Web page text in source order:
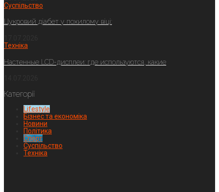
Суспільство
Цукровий діабет у похилому віці:
Техніка
Настенные LCD-дисплеи: где используются, какие
Категорії
Lifestyle
Бізнес та економіка
Новини
Політика
Спорт
Суспільство
Техніка